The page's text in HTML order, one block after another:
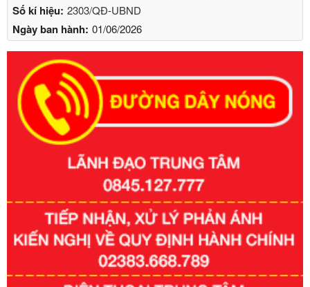
Số kí hiệu: 2303/QĐ-UBND
Ngày ban hành: 01/06/2026